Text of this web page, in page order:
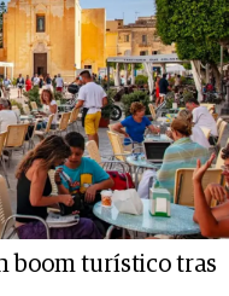
boom turístico tras